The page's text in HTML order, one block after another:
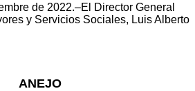
de 2022.–El Director General
y Servicios Sociales, Luis Alberto
ANEJO